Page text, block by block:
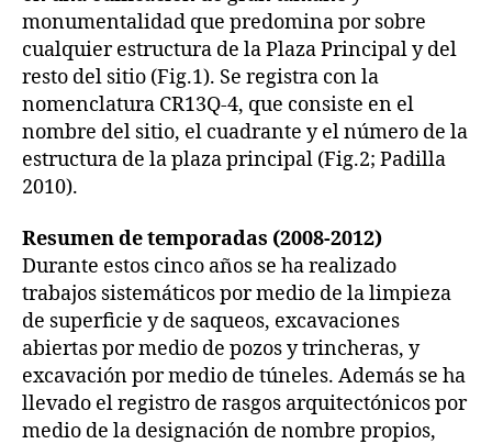
monumentalidad que predomina por sobre
cualquier estructura de la Plaza Principal y del
resto del sitio (Fig.1). Se registra con la
nomenclatura CR13Q-4, que consiste en el
nombre del sitio, el cuadrante y el número de la
estructura de la plaza principal (Fig.2; Padilla
2010).
Resumen de temporadas (2008-2012)
Durante estos cinco años se ha realizado
trabajos sistemáticos por medio de la limpieza
de superficie y de saqueos, excavaciones
abiertas por medio de pozos y trincheras, y
excavación por medio de túneles. Además se ha
llevado el registro de rasgos arquitectónicos por
medio de la designación de nombre propios,